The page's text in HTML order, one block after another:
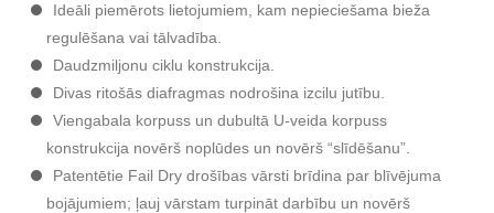
Ideāli piemērots lietojumiem, kam nepieciešama bieža
regulēšana vai tālvadība.
Daudzmiljonu ciklu konstrukcija.
Divas ritošās diafragmas nodrošina izcilu jutību.
Viengabala korpuss un dubultā U-veida korpuss
konstrukcija novērš noplūdes un novērš “slīdēšanu”.
Patentētie Fail Dry drošības vārsti brīdina par blīvējuma
bojājumiem; ļauj vārstam turpināt darbību un novērš